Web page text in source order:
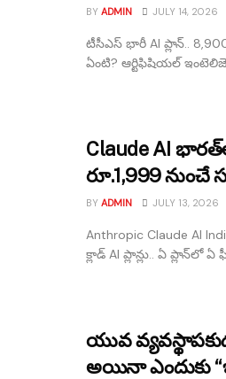
BY ADMIN JULY 14, 2026
టీసీఎస్ భారీ AI ప్లాన్.. 8,900
ఏంటి? ఆర్టిఫిషియల్
Claude AI భారత్‌లో
రూ.1,999 నుంచే
BY ADMIN JULY 13, 2026
Anthropic Claude AI
క్లాడ్ AI ప్లాన్లు.. ఏ ప్లాన్‌లో
యువ
అయినా ఎందుకు